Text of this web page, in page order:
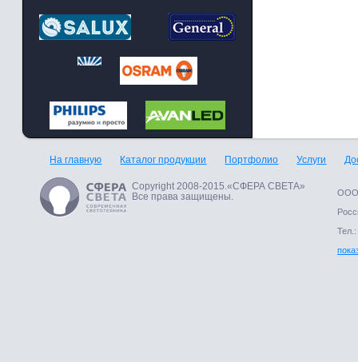
На главную Каталог продукции Портфолио Услуги
Copyright 2008-2015.«СФЕРА СВЕТА»
Все права защищены.
ООО